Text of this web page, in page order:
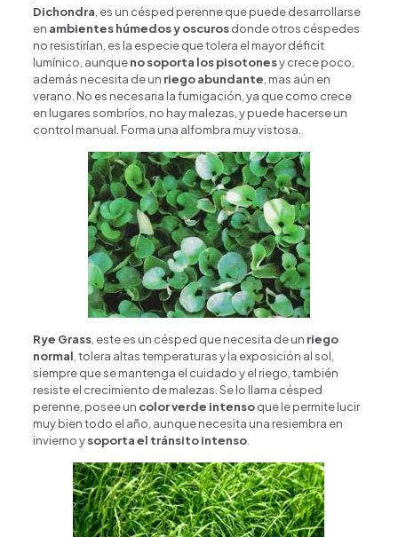
Dichondra , es un césped perenne que puede desarrollarse
en ambientes húmedos y oscurosdonde otros céspedes
no resistirían, es la especie que tolera el mayor déficit
lumínico, aunqueno soporta los pisotonesy crece poco,
además necesita de un riego abundante , mas aún en
verano. No es necesaria la fumigación, ya que como crece
en lugares sombríos, no hay malezas, y puede hacerse un
control manual. Forma una alfombra muy vistosa.
Rye Grass, este es un césped que necesita de un riego
normal , tolera altas temperaturas y la exposición al sol,
siempre que se mantenga el cuidado y el riego, también
resiste el crecimiento de malezas. Se lo llama césped
perenne, posee un color verde intensoque le permite lucir
muy bien todo el año, aunque necesita una resiembra en
invierno ysoporta el tránsito intenso.